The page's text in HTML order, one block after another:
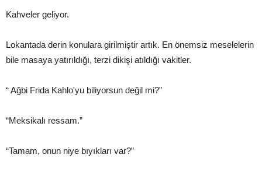
Kahveler geliyor.
Lokantada derin konulara girilmiştir artık. En önemsiz meselelerin
bile masaya yatırıldığı, terzi dikişi atıldığı vakitler.
“ Ağbi Frida Kahlo'yu biliyorsun değil mi?”
“Meksikalı ressam.”
“Tamam, onun niye bıyıkları var?”